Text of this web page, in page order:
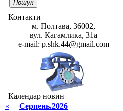
Пошук
Контакти
м. Полтава, 36002,
вул. Кагамлика, 31а
e-mail: p.shk.44@gmail.com
Календар новин
«
Серпень.2026